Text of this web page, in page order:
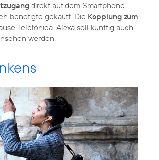
direkt auf dem Smartphone
benötigte gekauft. Die Kopplung zum
Telefónica. Alexa soll künftig auch
werden.